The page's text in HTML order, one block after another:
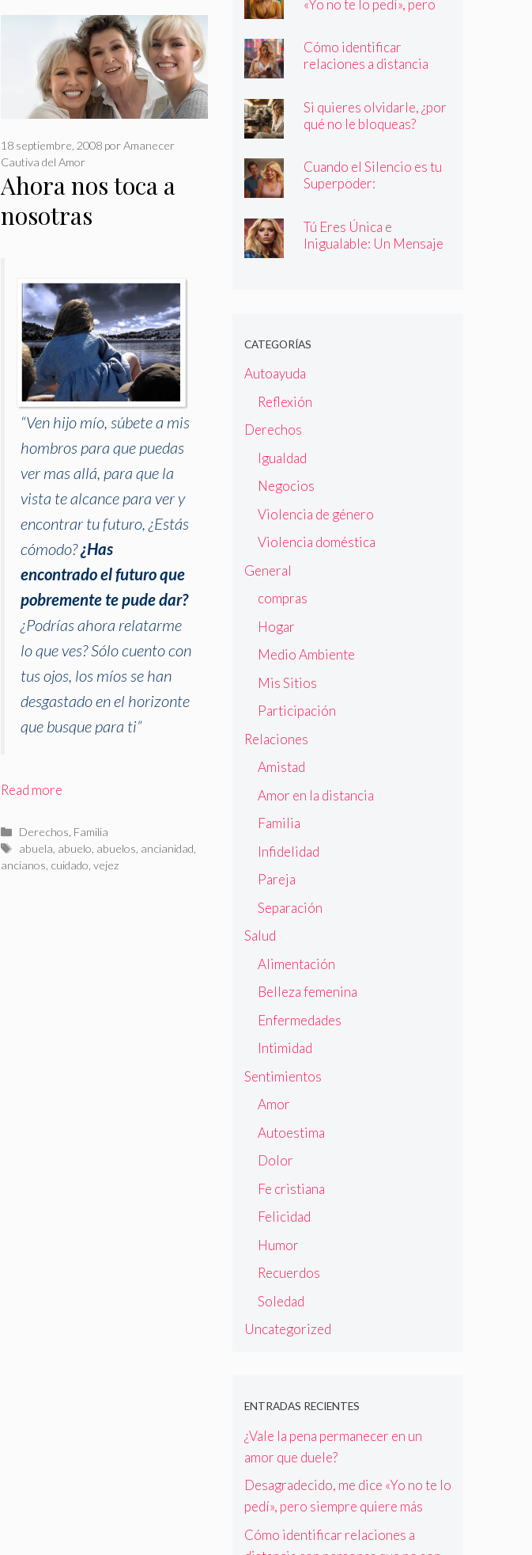
Ahora nos toca a
nosotras
18 septiembre, 2008 porAmanecer
Cautiva del Amor
“Ven hijo mío, súbete a mis
hombros para que puedas
ver mas allá, para que la
vista te alcance para ver y
encontrar tu futuro, ¿Estás
cómodo?¿Has
encontrado el futuro que
pobremente te pude dar?
¿Podrías ahora relatarme
lo que ves? Sólo cuento con
tus ojos, los míos se han
desgastado en el horizonte
que busque para ti”
Read more
Categorías
Derechos Familia
Etiquetas
abuela abuelo abuelos ancianidad
ancianos cuidado vejez
«Yo no te lo pedí», pero
Cómo identificar
relaciones a distancia
Si quieres olvidarle, ¿por
qué no le bloqueas?
Cuando el Silencio es tu
Superpoder:
de Callar
Tú Eres Única e
Inigualable: Un Mensaje
CATEGORÍAS
Autoayuda
Reflexión
Derechos
Igualdad
Negocios
Violencia de género
Violencia doméstica
General
compras
Hogar
Medio Ambiente
Mis Sitios
Participación
Relaciones
Amistad
Amor en la distancia
Familia
Infidelidad
Pareja
Separación
Salud
Alimentación
Belleza femenina
Enfermedades
Intimidad
Sentimientos
Amor
Autoestima
Dolor
Fe cristiana
Felicidad
Humor
Recuerdos
Soledad
Uncategorized
ENTRADAS RECIENTES
¿Vale la pena permanecer en un
amor que duele?
Desagradecido, me dice «Yo no te lo
pedí», pero siempre quiere más
Cómo identificar relaciones a